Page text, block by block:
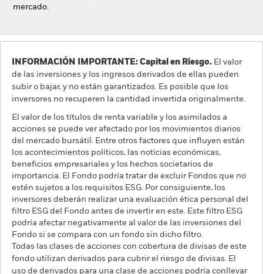
mercado.
INFORMACIÓN IMPORTANTE: Capital en Riesgo. El valor
de las inversiones y los ingresos derivados de ellas pueden
subir o bajar, y no están garantizados. Es posible que los
inversores no recuperen la cantidad invertida originalmente.
El valor de los títulos de renta variable y los asimilados a
acciones se puede ver afectado por los movimientos diarios
del mercado bursátil. Entre otros factores que influyen están
los acontecimientos políticos, las noticias económicas,
beneficios empresariales y los hechos societarios de
importancia. El Fondo podría tratar de excluir Fondos que no
estén sujetos a los requisitos ESG. Por consiguiente, los
inversores deberán realizar una evaluación ética personal del
filtro ESG del Fondo antes de invertir en este. Este filtro ESG
podría afectar negativamente al valor de las inversiones del
Fondo si se compara con un fondo sin dicho filtro.
Todas las clases de acciones con cobertura de divisas de este
fondo utilizan derivados para cubrir el riesgo de divisas. El
uso de derivados para una clase de acciones podría conllevar